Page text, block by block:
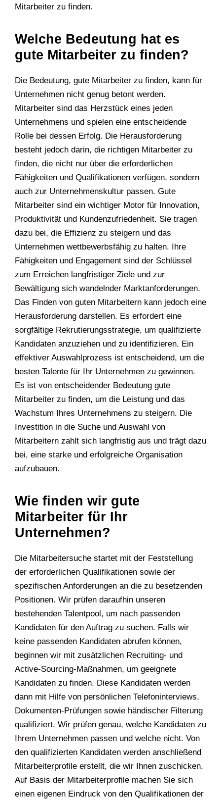
Mitarbeiter zu finden.
Welche Bedeutung hat es
gute Mitarbeiter zu finden?
Die Bedeutung, gute Mitarbeiter zu finden, kann für
Unternehmen nicht genug betont werden.
Mitarbeiter sind das Herzstück eines jeden
Unternehmens und spielen eine entscheidende
Rolle bei dessen Erfolg. Die Herausforderung
besteht jedoch darin, die richtigen Mitarbeiter zu
finden, die nicht nur über die erforderlichen
Fähigkeiten und Qualifikationen verfügen, sondern
auch zur Unternehmenskultur passen. Gute
Mitarbeiter sind ein wichtiger Motor für Innovation,
Produktivität und Kundenzufriedenheit. Sie tragen
dazu bei, die Effizienz zu steigern und das
Unternehmen wettbewerbsfähig zu halten. Ihre
Fähigkeiten und Engagement sind der Schlüssel
zum Erreichen langfristiger Ziele und zur
Bewältigung sich wandelnder Marktanforderungen.
Das Finden von guten Mitarbeitern kann jedoch eine
Herausforderung darstellen. Es erfordert eine
sorgfältige Rekrutierungsstrategie, um qualifizierte
Kandidaten anzuziehen und zu identifizieren. Ein
effektiver Auswahlprozess ist entscheidend, um die
besten Talente für Ihr Unternehmen zu gewinnen.
Es ist von entscheidender Bedeutung gute
Mitarbeiter zu finden, um die Leistung und das
Wachstum Ihres Unternehmens zu steigern. Die
Investition in die Suche und Auswahl von
Mitarbeitern zahlt sich langfristig aus und trägt dazu
bei, eine starke und erfolgreiche Organisation
aufzubauen.
Wie finden wir gute
Mitarbeiter für Ihr
Unternehmen?
Die Mitarbeitersuche startet mit der Feststellung
der erforderlichen Qualifikationen sowie der
spezifischen Anforderungen an die zu besetzenden
Positionen. Wir prüfen daraufhin unseren
bestehenden Talentpool, um nach passenden
Kandidaten für den Auftrag zu suchen. Falls wir
keine passenden Kandidaten abrufen können,
beginnen wir mit zusätzlichen Recruiting- und
Active-Sourcing-Maßnahmen, um geeignete
Kandidaten zu finden. Diese Kandidaten werden
dann mit Hilfe von persönlichen Telefoninterviews,
Dokumenten-Prüfungen sowie händischer Filterung
qualifiziert. Wir prüfen genau, welche Kandidaten zu
Ihrem Unternehmen passen und welche nicht. Von
den qualifizierten Kandidaten werden anschließend
Mitarbeiterprofile erstellt, die wir Ihnen zuschicken.
Auf Basis der Mitarbeiterprofile machen Sie sich
einen eigenen Eindruck von den Qualifikationen der